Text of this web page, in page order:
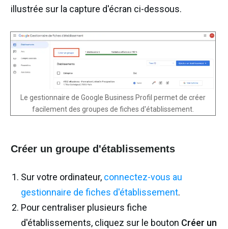
illustrée sur la capture d'écran ci-dessous.
Le gestionnaire de Google Business Profil permet de créer
facilement des groupes de fiches d'établissement.
Créer un groupe d'établissements
Sur votre ordinateur, connectez-vous au
gestionnaire de fiches d'établissement.
Pour centraliser plusieurs fiche
d'établissements, cliquez sur le bouton Créer un